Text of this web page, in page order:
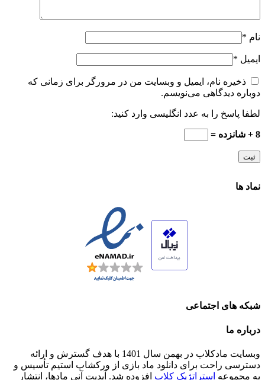
نام *
ایمیل *
ذخیره نام، ایمیل و وبسایت من در مرورگر برای زمانی که
دوباره دیدگاهی می‌نویسم.
لطفا پاسخ را به عدد انگلیسی وارد کنید:
8 + شانزده =
نماد ها
شبکه های اجتماعی
درباره ما
وبسایت مادکلاب در بهمن سال 1401 با هدف گسترش و ارائه
دسترسی راحت برای دانلود ماد بازی از ورکشاپ استیم تأسیس و
به مجموعه استراتژیک کلاب افزوده شد. آپدیت آنی مادها، انتشار